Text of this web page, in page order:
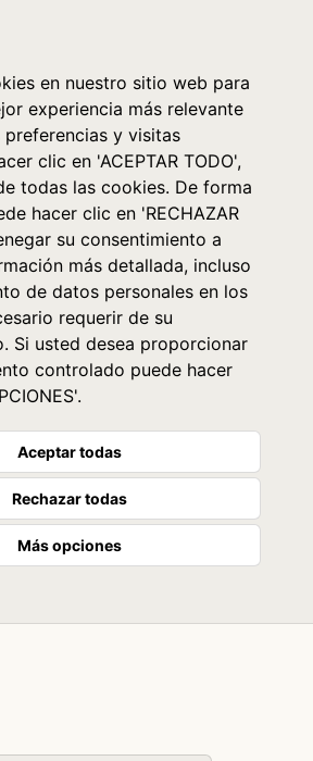
en nuestro sitio web para
experiencia más relevante
y visitas
clic en 'ACEPTAR TODO',
todas las cookies. De forma
hacer clic en 'RECHAZAR
su consentimiento a
más detallada, incluso
de datos personales en los
requerir de su
Si usted desea proporcionar
controlado puede hacer
Aceptar todas
Rechazar todas
Más opciones